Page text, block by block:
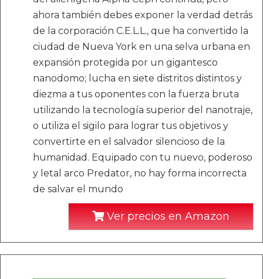
ahora también debes exponer la verdad detrás
de la corporación C.E.L.L., que ha convertido la
ciudad de Nueva York en una selva urbana en
expansión protegida por un gigantesco
nanodomo; lucha en siete distritos distintos y
diezma a tus oponentes con la fuerza bruta
utilizando la tecnología superior del nanotraje,
o utiliza el sigilo para lograr tus objetivos y
convertirte en el salvador silencioso de la
humanidad. Equipado con tu nuevo, poderoso
y letal arco Predator, no hay forma incorrecta
de salvar el mundo
Ver precios en Amazon